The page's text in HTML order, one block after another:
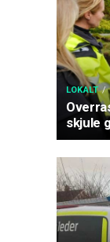
LOKALT
skjule